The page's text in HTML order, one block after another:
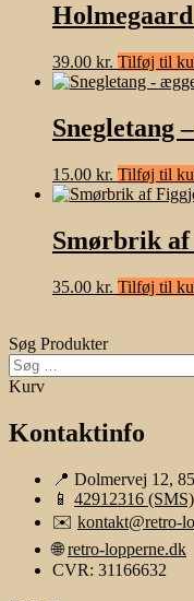
39.00 kr. Tilføj til
Snegletang
15.00 kr. Tilføj til
Smørbrik
35.00 kr. Tilføj til
Søg Produkter
Søg
efter:
Kurv
Kontaktinfo
📍 Dolmervej 12,
📱 42912316 (SMS)
✉️ kontakt@retro-
🌐retro-lopperne.dk
CVR: 31166632